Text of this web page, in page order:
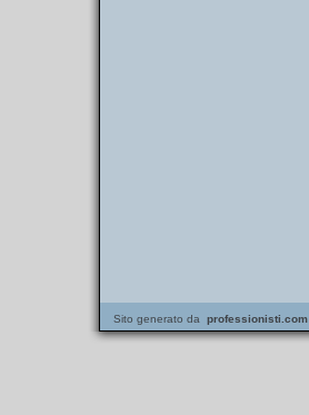
Sito generato da professionisti.com